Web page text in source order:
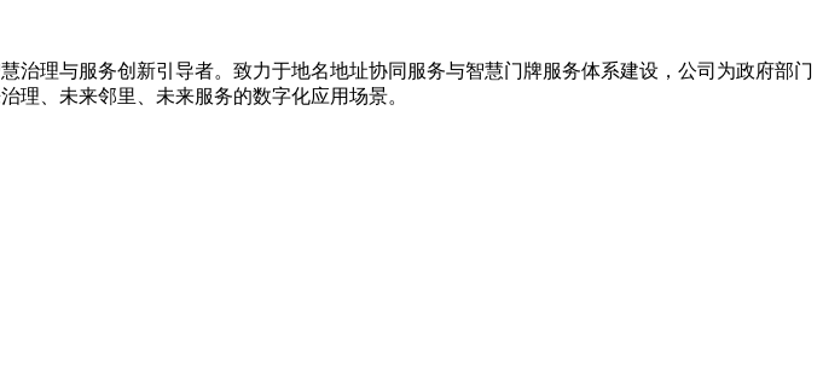
理与服务创新引导者。致力于地名地址协同服务与智慧门牌服务体系建设，公司为政府部门
理、未来邻里、未来服务的数字化应用场景。